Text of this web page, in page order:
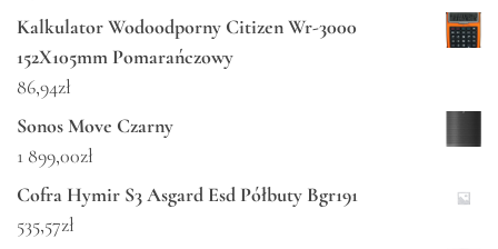
Kalkulator Wodoodporny Citizen Wr-3000
152X105mm Pomarańczowy
86,94zł
Sonos Move Czarny
1 899,00zł
Cofra Hymir S3 Asgard Esd Półbuty Bgr191
535,57zł